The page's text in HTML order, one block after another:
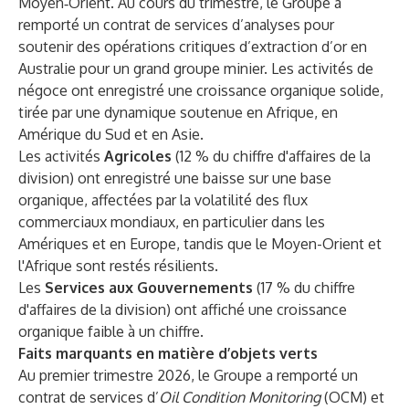
remporté un contrat de services d’analyses pour
soutenir des opérations critiques d’extraction d’or en
Australie pour un grand groupe minier. Les activités de
négoce ont enregistré une croissance organique solide,
tirée par une dynamique soutenue en Afrique, en
Amérique du Sud et en Asie.
Les activités Agricoles (12 % du chiffre d'affaires de la
division) ont enregistré une baisse sur une base
organique, affectées par la volatilité des flux
commerciaux mondiaux, en particulier dans les
Amériques et en Europe, tandis que le Moyen-Orient et
l'Afrique sont restés résilients.
Les Services aux Gouvernements (17 % du chiffre
d'affaires de la division) ont affiché une croissance
organique faible à un chiffre.
Faits marquants en matière d’objets verts
Au premier trimestre 2026, le Groupe a remporté un
contrat de services d’Oil Condition Monitoring(OCM) et